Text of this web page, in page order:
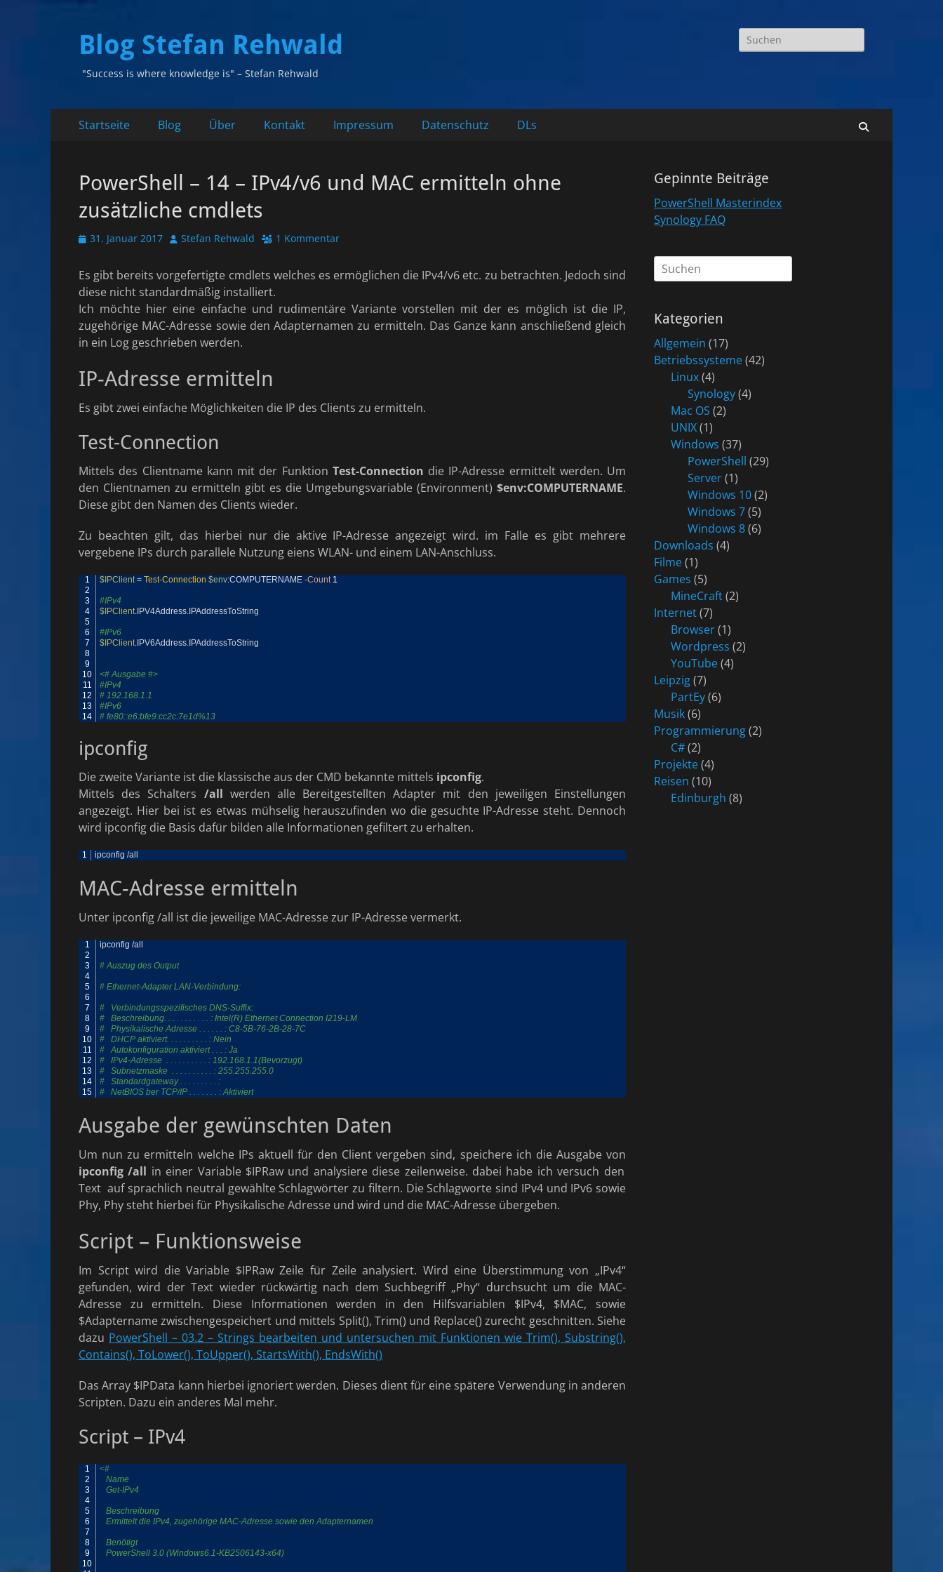
Blog Stefan Rehwald
"Success is where knowledge is" – Stefan Rehwald
Suchen
nach:
Primäres
Inhalt
Startseite Blog Über Kontakt Impressum Datenschutz DLs
PowerShell – 14 – IPv4/v6 und MAC ermitteln ohne
zusätzliche cmdlets
Veröffentlicht
31. Januar 2017 AutorStefan Rehwald 1 Kommentar
Es gibt bereits vorgefertigte cmdlets welches es ermöglichen die IPv4/v6 etc. zu betrachten. Jedoch sind
diese nicht standardmäßig installiert.
Ich möchte hier eine einfache und rudimentäre Variante vorstellen mit der es möglich ist die IP,
zugehörige MAC-Adresse sowie den Adapternamen zu ermitteln. Das Ganze kann anschließend gleich
in ein Log geschrieben werden.
IP-Adresse ermitteln
Es gibt zwei einfache Möglichkeiten die IP des Clients zu ermitteln.
Test-Connection
Mittels des Clientname kann mit der Funktion Test-Connection die IP-Adresse ermittelt werden. Um
den Clientnamen zu ermitteln gibt es die Umgebungsvariable (Environment) $env:COMPUTERNAME.
Diese gibt den Namen des Clients wieder.
Zu beachten gilt, das hierbei nur die aktive IP-Adresse angezeigt wird. im Falle es gibt mehrere
vergebene IPs durch parallele Nutzung eiens WLAN- und einem LAN-Anschluss.
1
2
3
4
5
6
7
8
9
10
11
12
13
14
$IPClient = Test-Connection $env:COMPUTERNAME -Count 1
#IPv4
$IPClient. IPV4Address. IPAddressToString
#IPv6
$IPClient. IPV6Address. IPAddressToString
<# Ausgabe #>
#IPv4
# 192.168.1.1
#IPv6
# fe80::e6:bfe9:cc2c:7e1d%13
ipconfig
Die zweite Variante ist die klassische aus der CMD bekannte mittels ipconfig.
Mittels des Schalters /all werden alle Bereitgestellten Adapter mit den jeweiligen Einstellungen
angezeigt. Hier bei ist es etwas mühselig herauszufinden wo die gesuchte IP-Adresse steht. Dennoch
wird ipconfig die Basis dafür bilden alle Informationen gefiltert zu erhalten.
1 ipconfig /all
MAC-Adresse ermitteln
Unter ipconfig /all ist die jeweilige MAC-Adresse zur IP-Adresse vermerkt.
1
2
3
4
5
6
7
8
9
10
11
12
13
14
15
ipconfig /all
# Auszug des Output
# Ethernet-Adapter LAN-Verbindung:
#   Verbindungsspezifisches DNS-Suffix:
#   Beschreibung. . . . . . . . . . . : Intel(R) Ethernet Connection I219-LM
#   Physikalische Adresse . . . . . . : C8-5B-76-2B-28-7C
#   DHCP aktiviert. . . . . . . . . . : Nein
#   Autokonfiguration aktiviert . . . : Ja
#   IPv4-Adresse  . . . . . . . . . . : 192.168.1.1(Bevorzugt)
#   Subnetzmaske  . . . . . . . . . . : 255.255.255.0
#   Standardgateway . . . . . . . . . :
#   NetBIOS ber TCP/IP . . . . . . . : Aktiviert
Ausgabe der gewünschten Daten
Um nun zu ermitteln welche IPs aktuell für den Client vergeben sind, speichere ich die Ausgabe von
ipconfig /all in einer Variable $IPRaw und analysiere diese zeilenweise. dabei habe ich versuch den
Text auf sprachlich neutral gewählte Schlagwörter zu filtern. Die Schlagworte sind IPv4 und IPv6 sowie
Phy, Phy steht hierbei für Physikalische Adresse und wird und die MAC-Adresse übergeben.
Script – Funktionsweise
Im Script wird die Variable $IPRaw Zeile für Zeile analysiert. Wird eine Überstimmung von „IPv4“
gefunden, wird der Text wieder rückwärtig nach dem Suchbegriff „Phy“ durchsucht um die MAC-
Adresse zu ermitteln. Diese Informationen werden in den Hilfsvariablen $IPv4, $MAC, sowie
$Adaptername zwischengespeichert und mittels Split(), Trim() und Replace() zurecht geschnitten. Siehe
dazu PowerShell – 03.2 – Strings bearbeiten und untersuchen mit Funktionen wie Trim(), Substring(),
Contains(), ToLower(), ToUpper(), StartsWith(), EndsWith()
Das Array $IPData kann hierbei ignoriert werden. Dieses dient für eine spätere Verwendung in anderen
Scripten. Dazu ein anderes Mal mehr.
Script – IPv4
1
2
3
4
5
6
7
8
9
10
<#
Name
Get-IPv4
Beschreibung
Ermittelt die IPv4, zugehörige MAC-Adresse sowie den Adapternamen
Benötigt
PowerShell 3.0 (Windows6.1-KB2506143-x64)
Gepinnte Beiträge
PowerShell Masterindex
Synology FAQ
Suchen
nach:
Kategorien
Allgemein (17)
Betriebssysteme(42)
Linux(4)
Synology(4)
Mac OS (2)
UNIX(1)
Windows (37)
PowerShell (29)
Server(1)
Windows 10(2)
Windows 7(5)
Windows 8(6)
Downloads (4)
Filme(1)
Games (5)
MineCraft(2)
Internet(7)
Browser(1)
Wordpress (2)
YouTube(4)
Leipzig(7)
PartEy(6)
Musik(6)
Programmierung(2)
C#(2)
Projekte(4)
Reisen (10)
Edinburgh (8)